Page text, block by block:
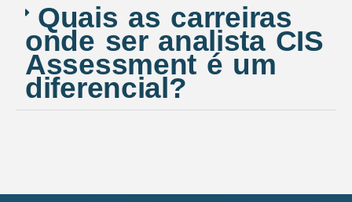
Quais as carreiras
onde ser analista CIS
Assessment é um
diferencial?